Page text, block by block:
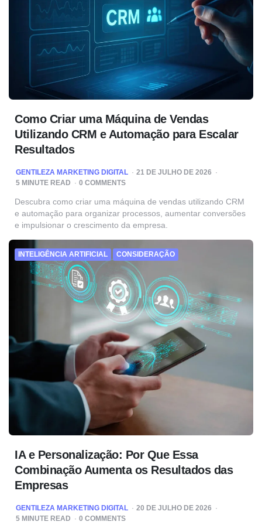
Como Criar uma Máquina de Vendas
Utilizando CRM e Automação para Escalar
Resultados
POSTED
BY
GENTILEZA MARKETING DIGITAL
21 DE JULHO DE 2026
5 MINUTE READ 0 COMMENTS
Descubra como criar uma máquina de vendas utilizando CRM
e automação para organizar processos, aumentar conversões
e impulsionar o crescimento da empresa.
INTELIGÊNCIA ARTIFICIAL CONSIDERAÇÃO
IA e Personalização: Por Que Essa
Combinação Aumenta os Resultados das
Empresas
POSTED
BY
GENTILEZA MARKETING DIGITAL
20 DE JULHO DE 2026
5 MINUTE READ 0 COMMENTS